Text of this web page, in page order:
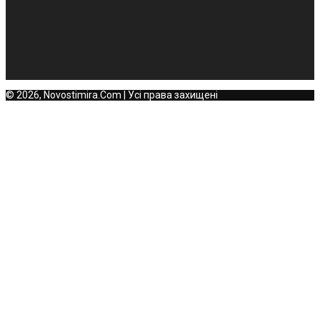
© 2026, Novostimira.Com | Усі права захищені